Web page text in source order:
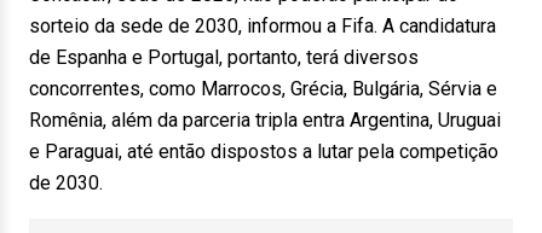
sorteio da sede de 2030, informou a Fifa. A candidatura
de Espanha e Portugal, portanto, terá diversos
concorrentes, como Marrocos, Grécia, Bulgária, Sérvia e
Romênia, além da parceria tripla entra Argentina, Uruguai
e Paraguai, até então dispostos a lutar pela competição
de 2030.